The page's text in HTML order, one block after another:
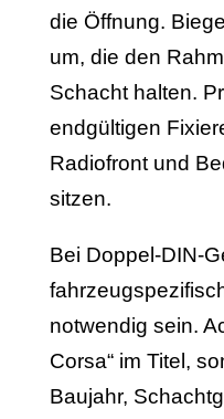
die Öffnung.
um, die den
Schacht halten.
endgültigen
Radiofront und
sitzen.
Bei Doppel-DIN-
notwendig sein.
Corsa“ im Titel,
Baujahr,